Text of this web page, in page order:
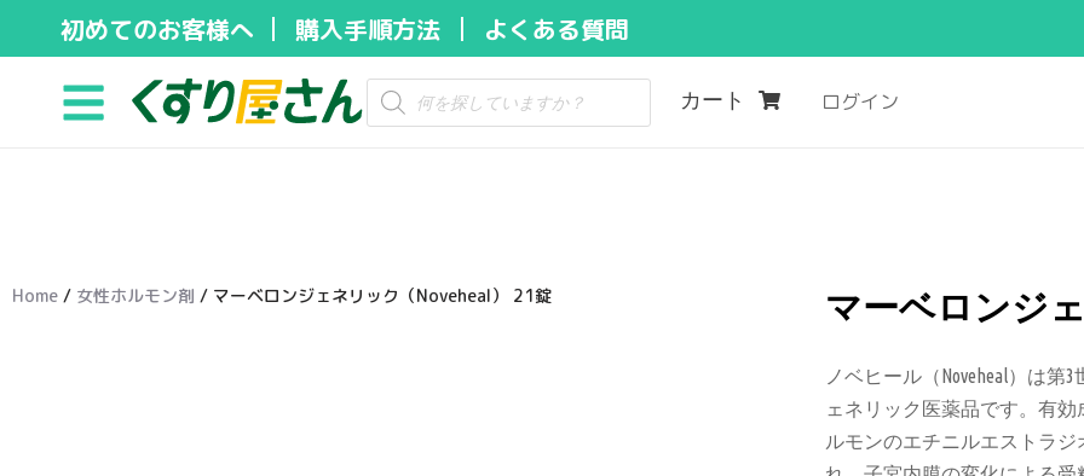
キ
初めてのお客様へ 購入手順方法 よくある質問
カート ログイン
Home / 女性ホルモン剤 / マーベロンジェネリック（Noveheal） 21錠 マーベロンジェ
ノベヒール（Noveheal）は
ェネリック医薬品です。有
ルモンのエチニルエストラ